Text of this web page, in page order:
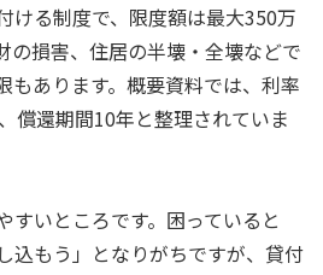
ける制度で、限度額は最大350万
の損害、住居の半壊・全壊などで
もあります。概要資料では、利率
償還期間10年と整理されていま
すいところです。困っていると
込もう」となりがちですが、貸付